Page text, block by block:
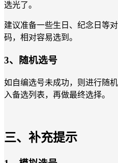
选光了。
建议准备一些生日、纪念日等
码，相对容易选到。
3、随机选号
如自编选号未成功，则进行随
入备选列表，再做最终选择。
三、补充提示